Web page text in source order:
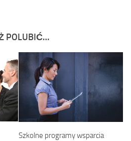
POLUBIĆ…
Szkolne programy wsparcia